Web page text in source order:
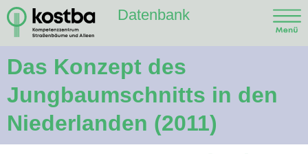
Datenbank
Das Konzept des
Jungbaumschnitts in den
Niederlanden (2011)